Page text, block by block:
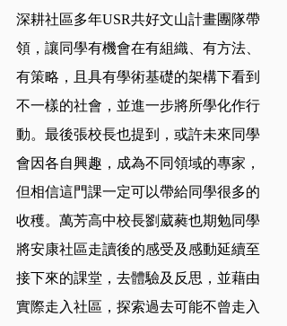
深耕社區多年USR共好文山計畫團隊帶
領，讓同學有機會在有組織、有方法、
有策略，且具有學術基礎的架構下看到
不一樣的社會，並進一步將所學化作行
動。最後張校長也提到，或許未來同學
會因各自興趣，成為不同領域的專家，
但相信這門課一定可以帶給同學很多的
收穫。萬芳高中校長劉葳蕤也期勉同學
將安康社區走讀後的感受及感動延續至
接下來的課堂，去體驗及反思，並藉由
實際走入社區，探索過去可能不曾走入